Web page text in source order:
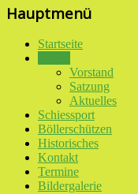
Hauptmenü
Startseite
Vorstand
Satzung
Aktuelles
Schiessport
Böllerschützen
Historisches
Kontakt
Termine
Bildergalerie